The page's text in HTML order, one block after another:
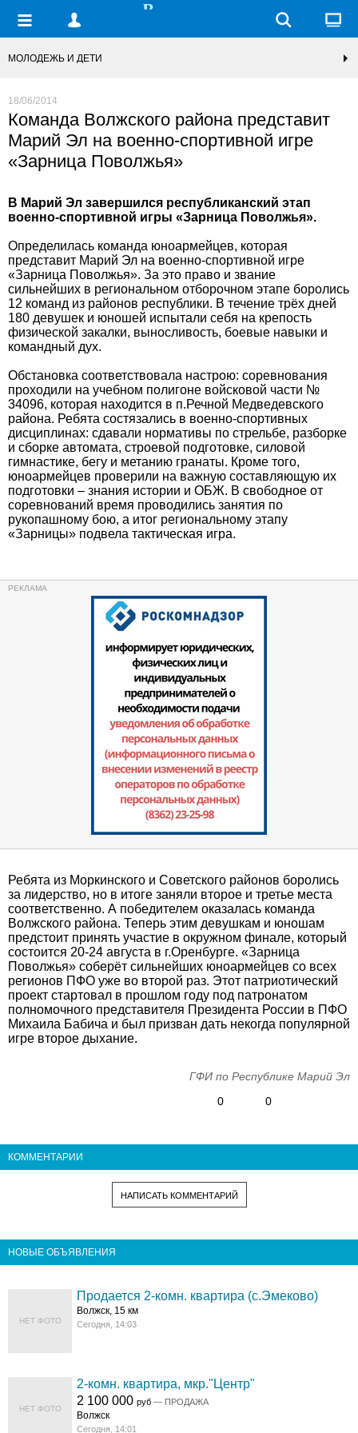
МОЛОДЕЖЬ И ДЕТИ
18/06/2014
Команда Волжского района представит
Марий Эл на военно-спортивной игре
«Зарница Поволжья»
В Марий Эл завершился республиканский этап
военно-спортивной игры «Зарница Поволжья».
Определилась команда юноармейцев, которая
представит Марий Эл на военно-спортивной игре
«Зарница Поволжья». За это право и звание
сильнейших в региональном отборочном этапе боролись
12 команд из районов республики. В течение трёх дней
180 девушек и юношей испытали себя на крепость
физической закалки, выносливость, боевые навыки и
командный дух.
Обстановка соответствовала настрою: соревнования
проходили на учебном полигоне войсковой части №
34096, которая находится в п.Речной Медведевского
района. Ребята состязались в военно-спортивных
дисциплинах: сдавали нормативы по стрельбе, разборке
и сборке автомата, строевой подготовке, силовой
гимнастике, бегу и метанию гранаты. Кроме того,
юноармейцев проверили на важную составляющую их
подготовки – знания истории и ОБЖ. В свободное от
соревнований время проводились занятия по
рукопашному бою, а итог региональному этапу
«Зарницы» подвела тактическая игра.
Ребята из Моркинского и Советского районов боролись
за лидерство, но в итоге заняли второе и третье места
соответственно. А победителем оказалась команда
Волжского района. Теперь этим девушкам и юношам
предстоит принять участие в окружном финале, который
состоится 20-24 августа в г.Оренбурге. «Зарница
Поволжья» соберёт сильнейших юноармейцев со всех
регионов ПФО уже во второй раз. Этот патриотический
проект стартовал в прошлом году под патронатом
полномочного представителя Президента России в ПФО
Михаила Бабича и был призван дать некогда популярной
игре второе дыхание.
ГФИ по Республике Марий Эл
0
0
КОММЕНТАРИИ
НАПИСАТЬ КОММЕНТАРИЙ
НОВЫЕ ОБЪЯВЛЕНИЯ
НЕТ ФОТО
Продается 2-комн. квартира (с.Эмеково)
Волжск, 15 км
Сегодня, 14:03
НЕТ ФОТО
2-комн. квартира, мкр."Центр"
2 100 000руб — ПРОДАЖА
Волжск
Сегодня, 14:01